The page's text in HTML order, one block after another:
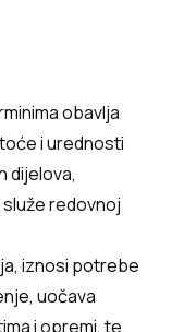
obavlja
i urednosti
dijelova,
redovnoj
iznosi potrebe
uočava
i opremi, te